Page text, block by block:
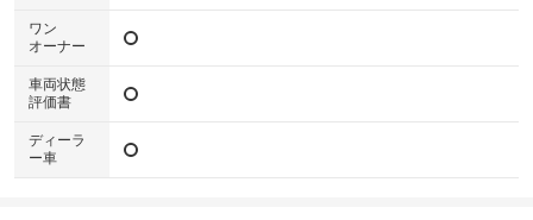
ワン
オーナー
車両状態
評価書
ディーラ
ー車